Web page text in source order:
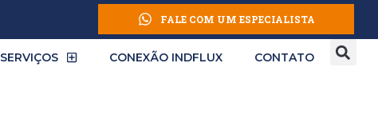
FALE COM UM ESPECIALISTA
SERVIÇOS CONEXÃO INDFLUX CONTATO